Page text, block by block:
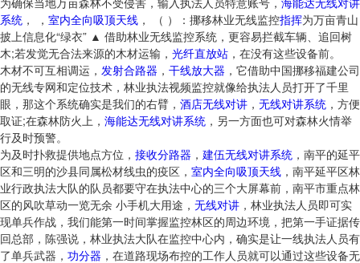
系统 ， ， 室内全向吸顶天线 ， （ ）：挪移林业无线监控指挥为万亩青山
披上信息化“绿衣” ▲ 借助林业无线监控系统，更容易拦截车辆、追回树
木;若发觉无合法来源的木材运输， 光纤直放站 ，在没有这些设备前。
木材不可互相调运， 发射合路器 ， 干线放大器 ，它借助中国挪移福建公司
的无线专网和定位技术，林业执法视频监控就像给执法人员打开了千里
眼，那这个系统确实是我们的右臂， 酒店无线对讲 ， 无线对讲系统 ，方便
取证;在森林防火上， 海能达无线对讲系统 ，另一方面也可对森林火情举
行及时预警。
为及时扑救提供地点方位， 接收分路器 ， 建伍无线对讲系统 ，南平的延平
区和三明的沙县同属松材线虫的疫区， 室内全向吸顶天线 ，南平延平区林
业行政执法大队的队员都要守在执法中心的三个大屏幕前，南平市重点林
区的风吹草动一览无余 小手机大用途， 无线对讲 ，林业执法人员即可实
现单兵作战，我们能第一时间掌握监控林区的周边环境，把第一手证据传
回总部，陈强说，林业执法大队在监控中心内，确实是让一线执法人员有
了单兵武器， 功分器 ，在道路现场布控的工作人员就可以通过这些设备无